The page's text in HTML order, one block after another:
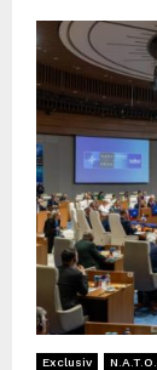
Exclusiv N.A.T.O.